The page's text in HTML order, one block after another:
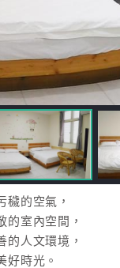
穢的空氣，
的室內空間，
的人文環境，
好時光。